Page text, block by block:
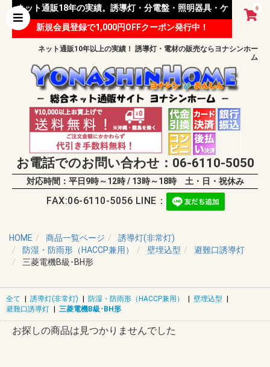
0
ネット通販18年の実績。誘導灯・分電盤・照明器具・ケ
ーブル等 様々な資材を取り扱っています。
新規会員登録で1,000円OFFクーポン発行中！
ネット通販10年以上の実績！ 誘導灯・電材の販売ならヨナシンホー
ム
お電話でのお問い合わせ：06-6110-5050
対応時間：平日9時～12時 / 13時～18時 土・日・祝休み
FAX:06-6110-5056 LINE：
HOME 商品一覧ページ
誘導灯(非常灯)
防湿・防雨形（HACCP兼用）
壁埋込型
避難口誘導灯
三菱電機B級･BH形
全て | 誘導灯(非常灯) | 防湿・防雨形（HACCP兼用） | 壁埋込型 |
避難口誘導灯 | 三菱電機B級･BH形
お探しの商品は見つかりませんでした